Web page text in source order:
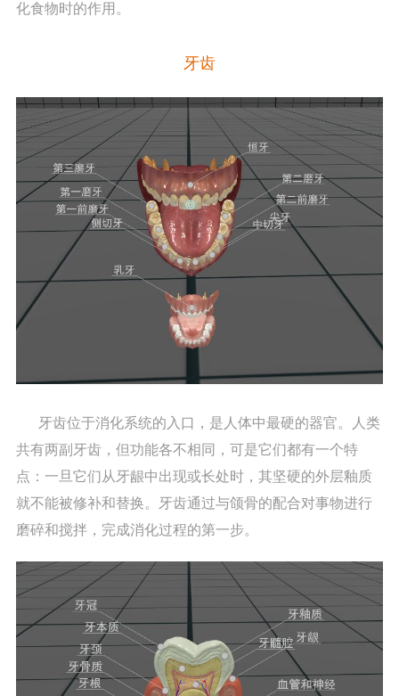
化食物时的作用。
牙齿
牙齿位于消化系统的入口，是人体中最硬的器官。人类
共有两副牙齿，但功能各不相同，可是它们都有一个特
点：一旦它们从牙龈中出现或长处时，其坚硬的外层釉质
就不能被修补和替换。牙齿通过与颌骨的配合对事物进行
磨碎和搅拌，完成消化过程的第一步。